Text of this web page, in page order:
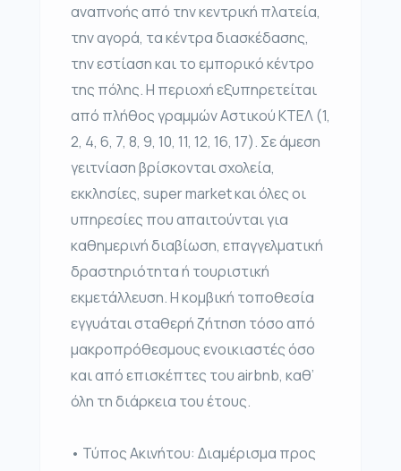
αναπνοής από την κεντρική πλατεία,
την αγορά, τα κέντρα διασκέδασης,
την εστίαση και το εμπορικό κέντρο
της πόλης. Η περιοχή εξυπηρετείται
από πλήθος γραμμών Αστικού ΚΤΕΛ (1,
2, 4, 6, 7, 8, 9, 10, 11, 12, 16, 17). Σε άμεση
γειτνίαση βρίσκονται σχολεία,
εκκλησίες, super market και όλες οι
υπηρεσίες που απαιτούνται για
καθημερινή διαβίωση, επαγγελματική
δραστηριότητα ή τουριστική
εκμετάλλευση. Η κομβική τοποθεσία
εγγυάται σταθερή ζήτηση τόσο από
μακροπρόθεσμους ενοικιαστές όσο
και από επισκέπτες του airbnb, καθ’
όλη τη διάρκεια του έτους.
• Τύπος Ακινήτου: Διαμέρισμα προς